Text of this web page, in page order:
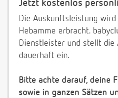
Jetzt kostenlos
Die Auskunftsleistung
Hebamme erbracht.
Dienstleister und stellt die
dauerhaft ein.
Bitte achte darauf, deine
sowie in ganzen Sätzen